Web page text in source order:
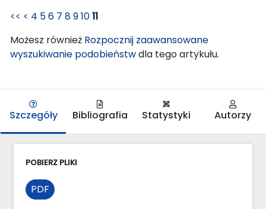
<< < 4 56 7 891011
Możesz również Rozpocznij zaawansowane
wyszukiwanie podobieństwdla tego artykułu.
Szczegóły Bibliografia Statystyki Autorzy
POBIERZ PLIKI
PDF